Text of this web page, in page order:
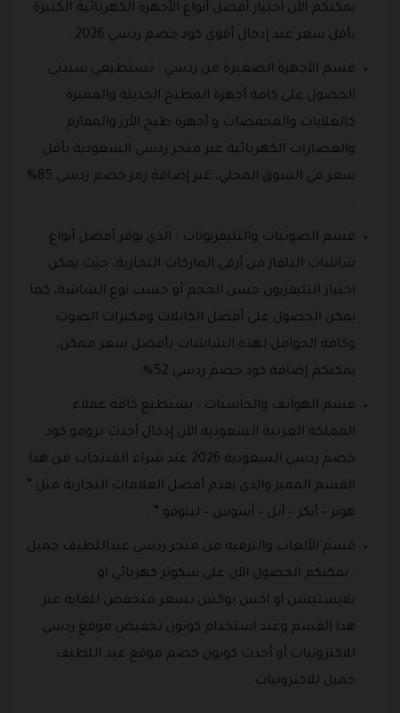
يمكنكم الآن اختيار أفضل أنواع الأجهزة الكهربائية الكبيرة
بأقل سعر عند إدخال أقوى كود خصم ردسي 2026 .
قسم الأجهزة الصغيرة من ردسي : تستطيعي سيدتي
الحصول على كافة أجهزة المطبخ الحديثة والمميزة
كالغلايات والمحمصات و أجهزة طبخ الأرز والمفارم
والعصارات الكهربائية عبر متجر ردسي السعودية بأقل
سعر في السوق المحلي، عبر إضافة رمز خصم ردسي 85%
.
قسم الصوتيات والتليفزيونات : الذي يوفر أفضل أنواع
شاشات التلفاز من أرقى الماركات التجارية، حيث يمكن
اختيار التليفزيون حسن الحجم أو حسب نوع الشاشة، كما
يمكن الحصول على أفضل الكابلات ومكبرات الصوت
وكافة الحوامل لهذه الشاشات بأفضل سعر ممكن،
يمكنكم إضافة كود خصم ردسي 52%.
قسم الهواتف والحاسبات : يستطيع كافة عملاء
المملكة العربية السعودية الآن إدخال أحدث برومو كود
خصم ردسي السعودية 2026 عند شراء المنتجات من هذا
القسم المميز والذي يقدم أفضل العلامات التجارية مثل ”
هونر – أنكر – أبل – أسوس – لينوفو ” .
قسم الألعاب والترفيه من متجر ردسي عبداللطيف جميل
: يمكنكم الحصول الآن على سكوتر كهربائي او
بلايستيشن او اكس بوكس بسعر منخفض للغاية عبر
هذا القسم وعند استخدام كوبون تخفيض موقع ردسي
للاكترونيات أو أحدث كوبون خصم موقع عبد اللطيف
جميل للاكترونيات .